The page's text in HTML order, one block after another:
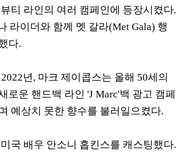
티 라인의 여러 캠페인에 등장시켰다.
라이더와 함께 멧 갈라(Met Gala) 행
다.
년, 마크 제이콥스는 올해 50세의
로운 핸드백 라인 'J Marc'백 광고 캠페
예상치 못한 향수를 불러일으켰다.
국 배우 안소니 홉킨스를 캐스팅했다.